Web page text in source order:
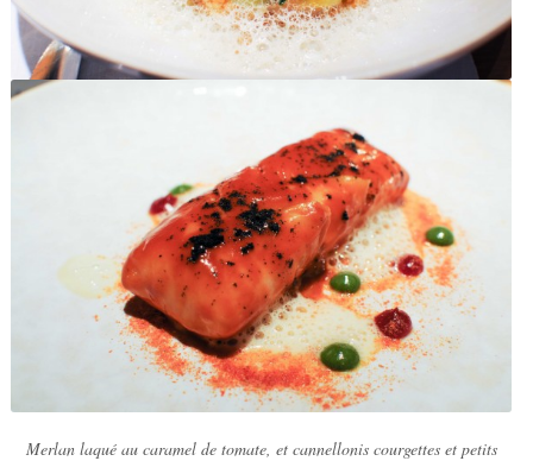
Merlan laqué au caramel de tomate, et cannellonis courgettes et petits